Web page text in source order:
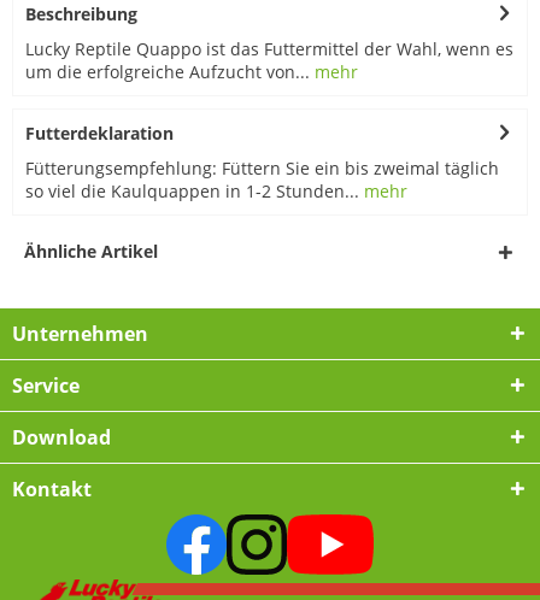
Beschreibung
Lucky Reptile Quappo ist das Futtermittel der Wahl, wenn es
um die erfolgreiche Aufzucht von... mehr
Futterdeklaration
Fütterungsempfehlung: Füttern Sie ein bis zweimal täglich
so viel die Kaulquappen in 1-2 Stunden... mehr
Ähnliche Artikel
Unternehmen
Service
Download
Kontakt